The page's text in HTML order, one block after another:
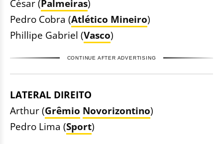
César (Palmeiras)
Pedro Cobra (Atlético Mineiro)
Phillipe Gabriel (Vasco)
CONTINUE AFTER ADVERTISING
LATERAL DIREITO
Arthur (Grêmio Novorizontino)
Pedro Lima (Sport)